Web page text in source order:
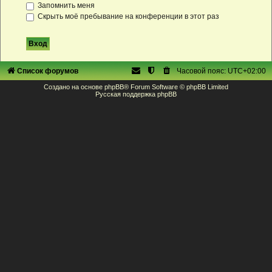
Запомнить меня
Скрыть моё пребывание на конференции в этот раз
Список форумов Часовой пояс:UTC+02:00
Создано на основе phpBB® Forum Software © phpBB Limited
Русская поддержка phpBB